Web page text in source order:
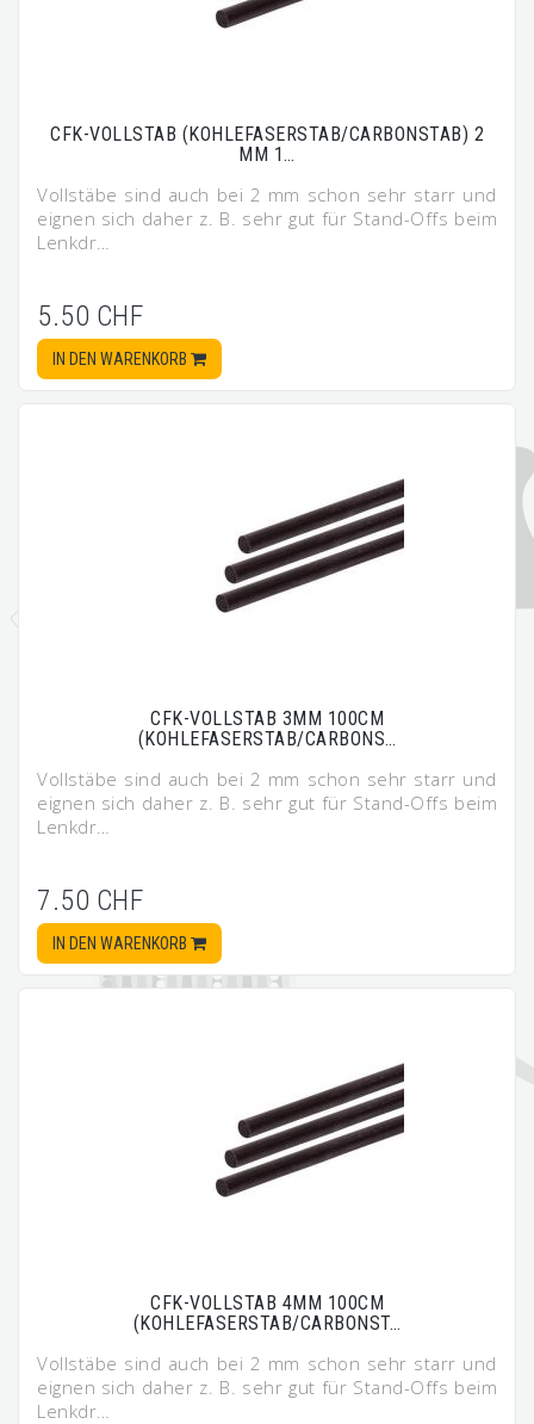
CFK-VOLLSTAB (KOHLEFASERSTAB/CARBONSTAB) 2
MM 1…
Vollstäbe sind auch bei 2 mm schon sehr starr und
eignen sich daher z. B. sehr gut für Stand-Offs beim
Lenkdr…
5.50 CHF
IN DEN WARENKORB
CFK-VOLLSTAB 3MM 100CM
(KOHLEFASERSTAB/CARBONS…
Vollstäbe sind auch bei 2 mm schon sehr starr und
eignen sich daher z. B. sehr gut für Stand-Offs beim
Lenkdr…
7.50 CHF
IN DEN WARENKORB
CFK-VOLLSTAB 4MM 100CM
(KOHLEFASERSTAB/CARBONST…
Vollstäbe sind auch bei 2 mm schon sehr starr und
eignen sich daher z. B. sehr gut für Stand-Offs beim
Lenkdr…